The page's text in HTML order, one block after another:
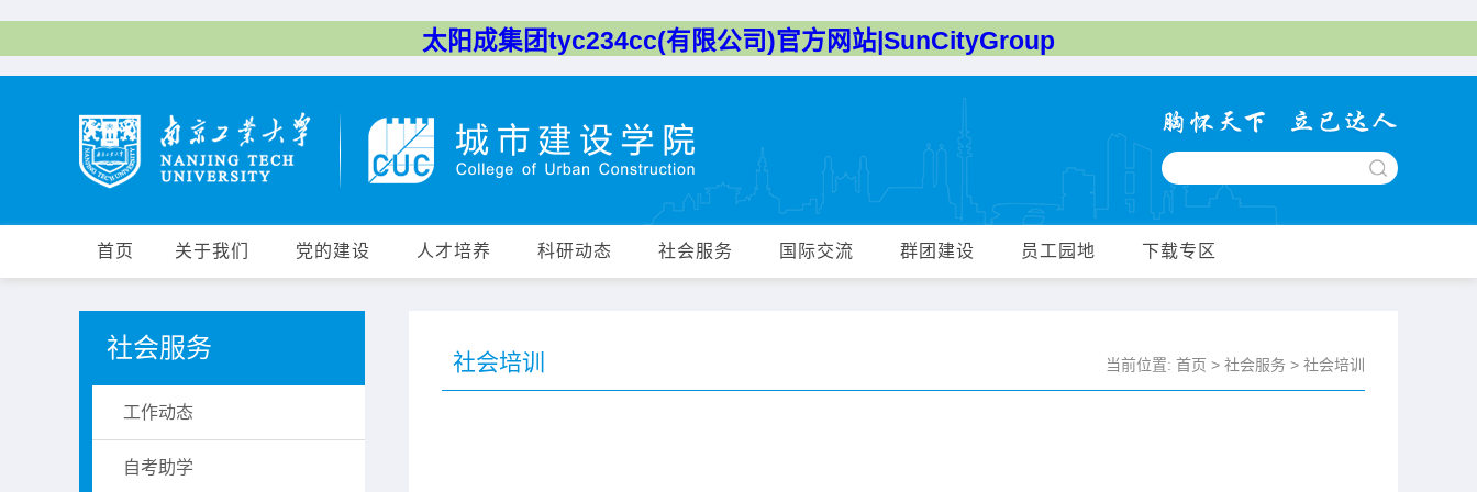
太阳成集团tyc234cc(有限公司)官方网站|SunCityGroup
首页 关于我们 党的建设 人才培养 科研动态 社会服务 国际交流 群团建设 员工园地 下载专区
社会服务
工作动态
自考助学
社会培训 当前位置: 首页 > 社会服务 > 社会培训